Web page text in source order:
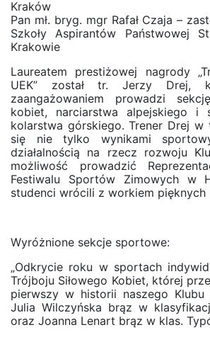
Kraków
Pan mł. bryg. mgr Rafał Czaja –
Szkoły Aspirantów Państwowej
Krakowie
Laureatem prestiżowej nagrody
UEK” został tr. Jerzy Drej,
zaangażowaniem prowadzi
kobiet, narciarstwa alpejskiego i
kolarstwa górskiego. Trener Drej w
się nie tylko wynikami
działalnością na rzecz rozwoju
możliwość prowadzić
Festiwalu Sportów Zimowych w
studenci wrócili z workiem pięknych
Wyróżnione sekcje sportowe:
„Odkrycie roku w sportach
Trójboju Siłowego Kobiet, której
pierwszy w historii naszego Klubu
Julia Wilczyńska brąz w
oraz Joanna Lenart brąz w klas.